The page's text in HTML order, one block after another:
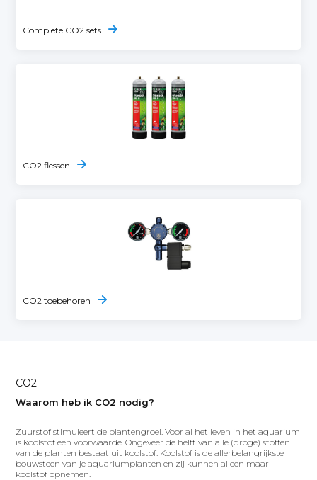
Complete CO2 sets
CO2 flessen
CO2 toebehoren
CO2
Waarom heb ik CO2 nodig?
Zuurstof stimuleert de plantengroei. Voor al het leven in het aquarium
is koolstof een voorwaarde. Ongeveer de helft van alle (droge) stoffen
van de planten bestaat uit koolstof. Koolstof is de allerbelangrijkste
bouwsteen van je aquariumplanten en zij kunnen alleen maar
koolstof opnemen.